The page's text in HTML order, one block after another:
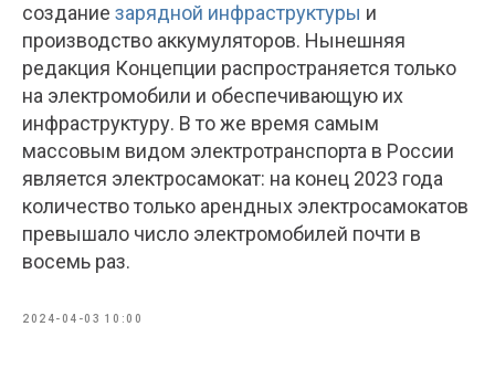
создание зарядной инфраструктуры и
производство аккумуляторов. Нынешняя
редакция Концепции распространяется только
на электромобили и обеспечивающую их
инфраструктуру. В то же время самым
массовым видом электротранспорта в России
является электросамокат: на конец 2023 года
количество только арендных электросамокатов
превышало число электромобилей почти в
восемь раз.
2024-04-03 10:00